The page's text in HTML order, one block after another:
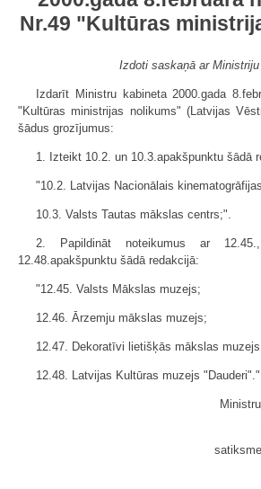
Nr.49 "Kultūras
Izdoti saskaņā ar
Izdarīt Ministru kabineta 2000.gada
"Kultūras ministrijas nolikums" (Latvijas
šādus grozījumus:
1. Izteikt 10.2. un 10.3.apakšpunktu šādā
"10.2. Latvijas Nacionālais
10.3. Valsts Tautas mākslas centrs;".
2. Papildināt noteikumus ar
12.48.apakšpunktu šādā redakcijā:
"12.45. Valsts Mākslas muzejs;
12.46. Ārzemju mākslas muzejs;
12.47. Dekoratīvi lietišķās mākslas
12.48. Latvijas Kultūras muzejs "Dauderi"."